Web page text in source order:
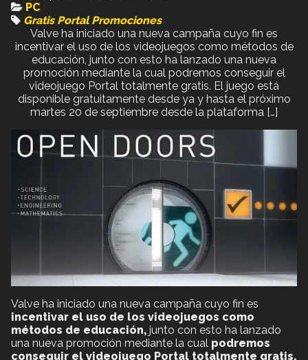
PC
Gratis Portal Promociones
Valve ha iniciado una nueva campaña cuyo fin es
incentivar el uso de los videojuegos como métodos de
educación, junto con esto ha lanzado una nueva
promoción mediante la cual podremos conseguir el
videojuego Portal totalmente gratis. El juego está
disponible gratuitamente desde ya y hasta el próximo
martes 20 de septiembre desde la plataforma […]
Valve ha iniciado una nueva campaña cuyo fin es
incentivar el uso de los videojuegos como
métodos de educación, junto con esto ha lanzado
una nueva promoción mediante la cual podremos
conseguir el videojuego Portal totalmente gratis.